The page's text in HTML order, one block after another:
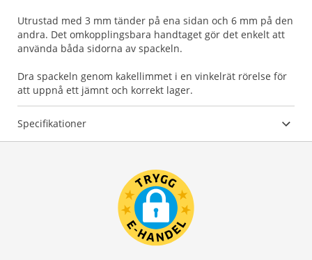
Utrustad med 3 mm tänder på ena sidan och 6 mm på den
andra. Det omkopplingsbara handtaget gör det enkelt att
använda båda sidorna av spackeln.
Dra spackeln genom kakellimmet i en vinkelrät rörelse för
att uppnå ett jämnt och korrekt lager.
Specifikationer